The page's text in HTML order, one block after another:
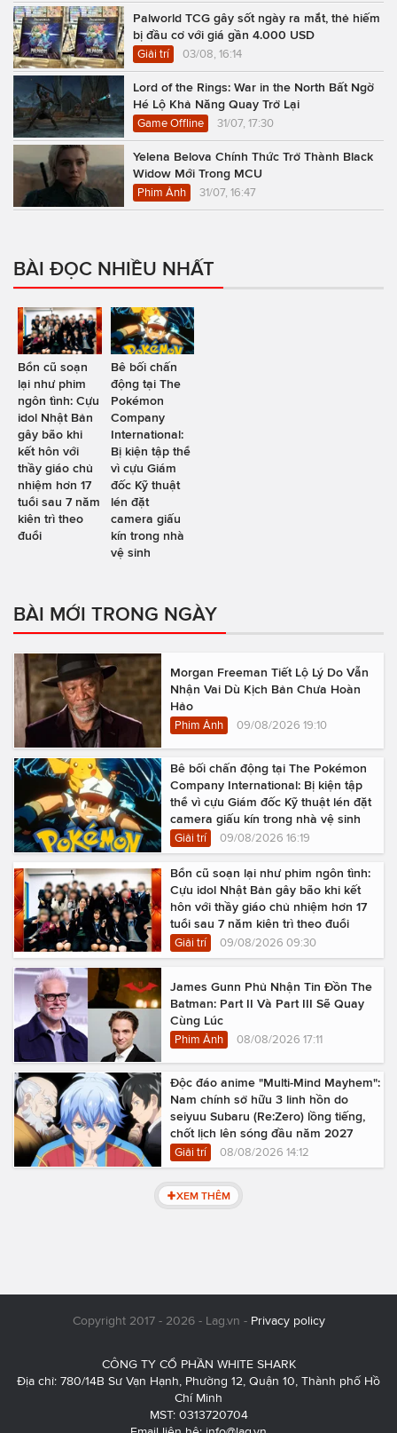
Palworld TCG gây sốt ngày ra mắt, thẻ hiếm
bị đầu cơ với giá gần 4.000 USD
Giải trí 03/08, 16:14
Lord of the Rings: War in the North Bất Ngờ
Hé Lộ Khả Năng Quay Trở Lại
Game Offline 31/07, 17:30
Yelena Belova Chính Thức Trở Thành Black
Widow Mới Trong MCU
Phim Ảnh 31/07, 16:47
BÀI ĐỌC NHIỀU NHẤT
Bổn cũ soạn
lại như phim
ngôn tình: Cựu
idol Nhật Bản
gây bão khi
kết hôn với
thầy giáo chủ
nhiệm hơn 17
tuổi sau 7 năm
kiên trì theo
đuổi
Bê bối chấn
động tại The
Pokémon
Company
International:
Bị kiện tập thể
vì cựu Giám
đốc Kỹ thuật
lén đặt
camera giấu
kín trong nhà
vệ sinh
BÀI MỚI TRONG NGÀY
Morgan Freeman Tiết Lộ Lý Do Vẫn
Nhận Vai Dù Kịch Bản Chưa Hoàn
Hảo
Phim Ảnh 09/08/2026 19:10
Bê bối chấn động tại The Pokémon
Company International: Bị kiện tập
thể vì cựu Giám đốc Kỹ thuật lén đặt
camera giấu kín trong nhà vệ sinh
Giải trí 09/08/2026 16:19
Bổn cũ soạn lại như phim ngôn tình:
Cựu idol Nhật Bản gây bão khi kết
hôn với thầy giáo chủ nhiệm hơn 17
tuổi sau 7 năm kiên trì theo đuổi
Giải trí 09/08/2026 09:30
James Gunn Phủ Nhận Tin Đồn The
Batman: Part II Và Part III Sẽ Quay
Cùng Lúc
Phim Ảnh 08/08/2026 17:11
Độc đáo anime "Multi-Mind Mayhem":
Nam chính sở hữu 3 linh hồn do
seiyuu Subaru (Re:Zero) lồng tiếng,
chốt lịch lên sóng đầu năm 2027
Giải trí 08/08/2026 14:12
XEM THÊM
Copyright 2017 - 2026 - Lag.vn - Privacy policy
CÔNG TY CỔ PHẦN WHITE SHARK
Địa chỉ: 780/14B Sư Vạn Hạnh, Phường 12, Quận 10, Thành phố Hồ
Chí Minh
MST: 0313720704